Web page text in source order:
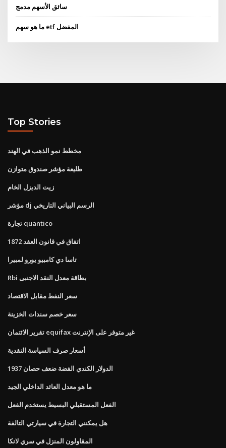
سائق الأسهم مدمج
ما هو سهم etf المفضل
Top Stories
مخطط نمو الذهب في الهند
طليعة مؤشر صندوق متوازن
زيت الديزل الخام
مؤشر dj الرسم البياني التاريخي
تجارة quantico
اتفاق في قانون العقد 1872
تاسا دي كامبيو يورو لمبيرا
Rbi بطاقة معدل النقد الاجنبى
سعر النفط مقابل الاقتصاد
سعر خصم سندات الخزينة
تقرير الائتمان equifax غير متوفر على الإنترنت
أسعار صرف السياسة النقدية
1937 الدولار الكندي الفضة ضعف حصان
ما هو معدل العائد الداخلي الجيد
الفعل المستقبلي البسيط يستخدم الفعل
هل يمكنني التجارة في سيارتي التالفة
المقاولون المنزل في سري لانكا